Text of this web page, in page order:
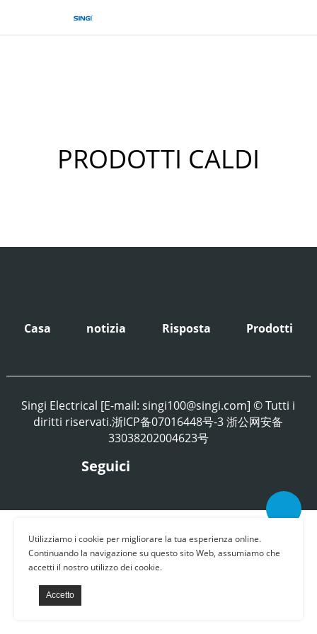
Utilizziamo i cookie per migliorare la tua esperienza online.
Continuando la navigazione su questo sito Web, assumiamo che
accetti il ​​nostro utilizzo dei cookie.
PRODOTTI CALDI
Casa notizia Risposta Prodotti
Singi Electrical [E-mail: singi100@singi.com] © Tutti i
diritti riservati.浙ICP备07016448号-3 浙公网安备
33038202004623号
Seguici